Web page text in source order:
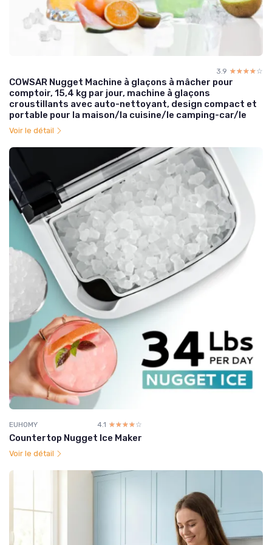
3.9 ☆☆☆☆☆
★★★★★
COWSAR Nugget Machine à glaçons à mâcher pour
comptoir, 15,4 kg par jour, machine à glaçons
croustillants avec auto-nettoyant, design compact et
portable pour la maison/la cuisine/le camping-car/le
Voir le détail
EUHOMY 4.1 ☆☆☆☆☆
★★★★★
Countertop Nugget Ice Maker
Voir le détail